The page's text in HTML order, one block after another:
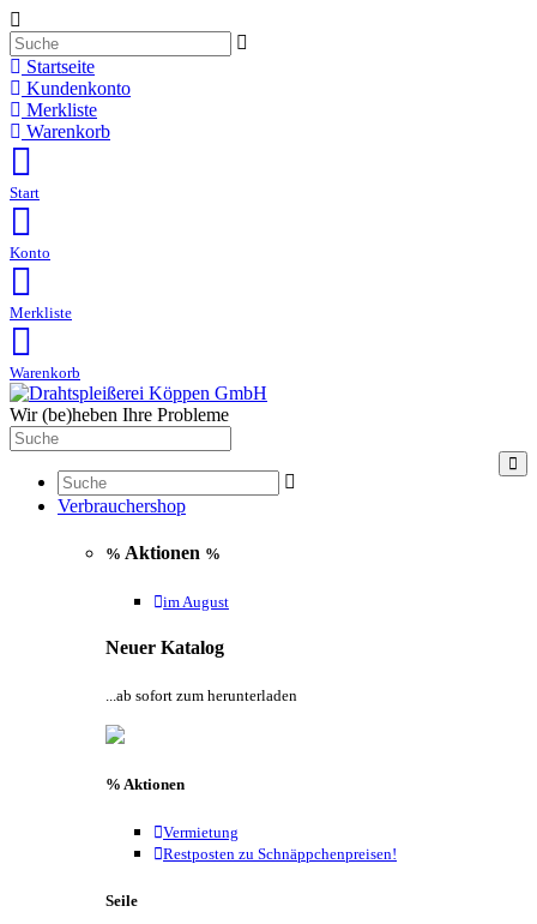
Startseite
Kundenkonto
Merkliste
Warenkorb
Start
Konto
Merkliste
Warenkorb
Wir (be)heben Ihre Probleme
Verbrauchershop
% Aktionen %
im August
Neuer Katalog
...ab sofort zum herunterladen
% Aktionen
Vermietung
Restposten zu Schnäppchenpreisen!
Seile